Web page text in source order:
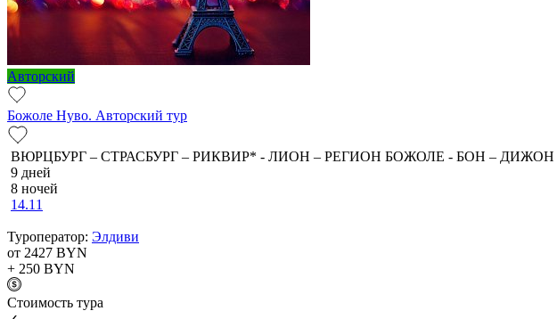
Авторский
Божоле Нуво. Авторский тур
ВЮРЦБУРГ – СТРАСБУРГ – РИКВИР* - ЛИОН – РЕГИОН БОЖОЛЕ - БОН – ДИЖОН
9 дней
8 ночей
14.11
Туроператор: Элдиви
от 2427 BYN
+ 250 BYN
Cтоимость тура